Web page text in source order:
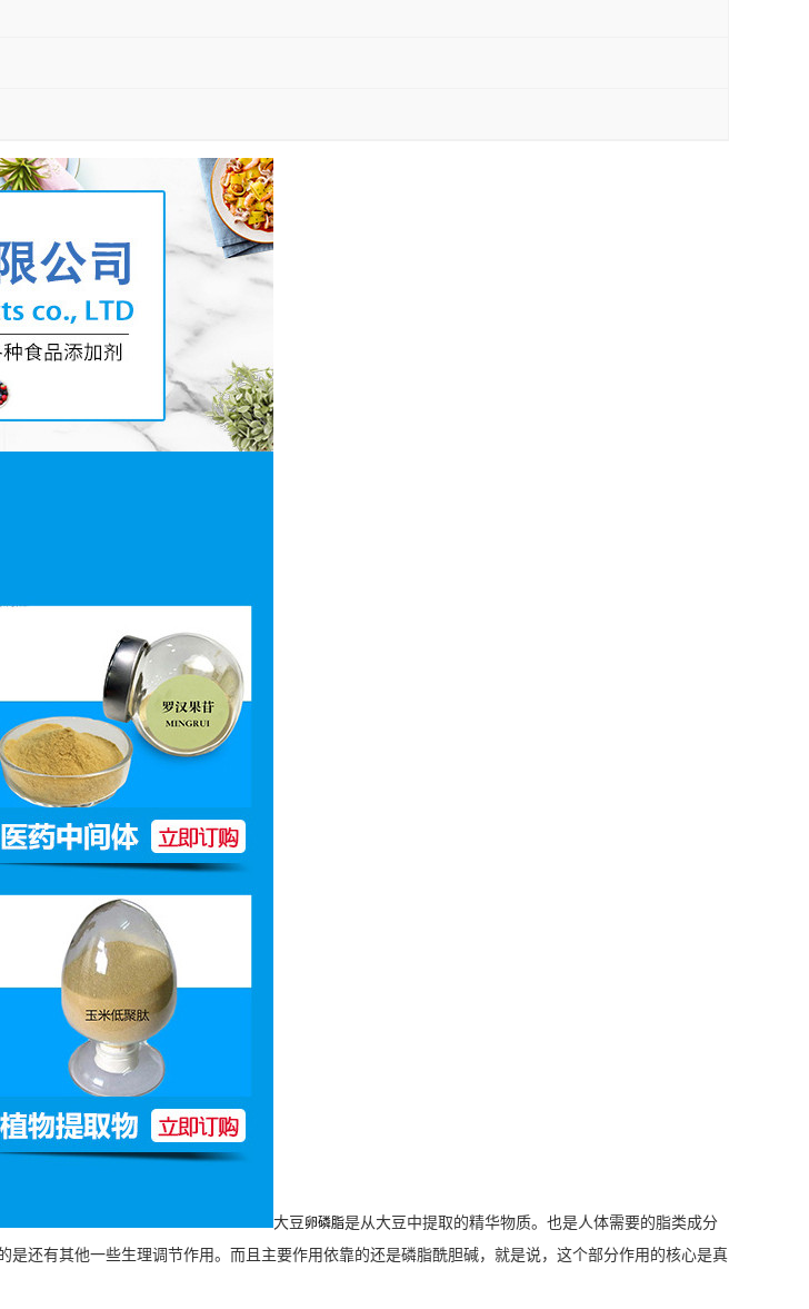
大豆卵磷脂是从大豆中提取的精华物质。也是人体需要的脂类成分
是还有其他一些生理调节作用。而且主要作用依靠的还是磷脂酰胆碱，就是说，这个部分作用的核心是真